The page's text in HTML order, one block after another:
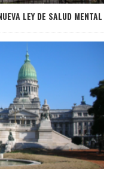
LEY DE SALUD MENTAL